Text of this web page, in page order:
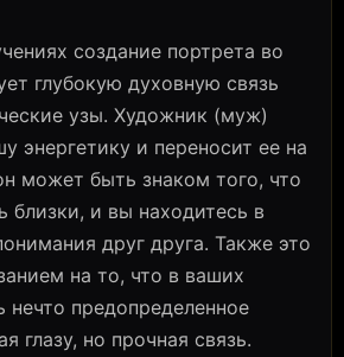
создание портрета во
глубокую духовную связь
узы. Художник (муж)
энергетику и переносит ее на
может быть знаком того, что
близки, и вы находитесь в
друг друга. Также это
на то, что в ваших
нечто предопределенное
глазу, но прочная связь.